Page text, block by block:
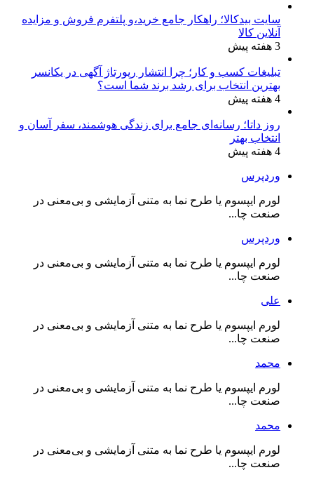
سایت بیدکالا؛ راهکار جامع خرید،و پلتفرم فروش و مزایده
آنلاین کالا
3 هفته پیش
تبلیغات کسب و کار؛ چرا انتشار رپورتاژ آگهی در یکانسر
بهترین انتخاب برای رشد برند شما است؟
4 هفته پیش
روز داتا؛ رسانه‌ای جامع برای زندگی هوشمند، سفر آسان و
انتخاب بهتر
4 هفته پیش
وردپرس
لورم ایپسوم یا طرح‌ نما به متنی آزمایشی و بی‌معنی در
صنعت چا...
وردپرس
لورم ایپسوم یا طرح‌ نما به متنی آزمایشی و بی‌معنی در
صنعت چا...
علی
لورم ایپسوم یا طرح‌ نما به متنی آزمایشی و بی‌معنی در
صنعت چا...
محمد
لورم ایپسوم یا طرح‌ نما به متنی آزمایشی و بی‌معنی در
صنعت چا...
محمد
لورم ایپسوم یا طرح‌ نما به متنی آزمایشی و بی‌معنی در
صنعت چا...